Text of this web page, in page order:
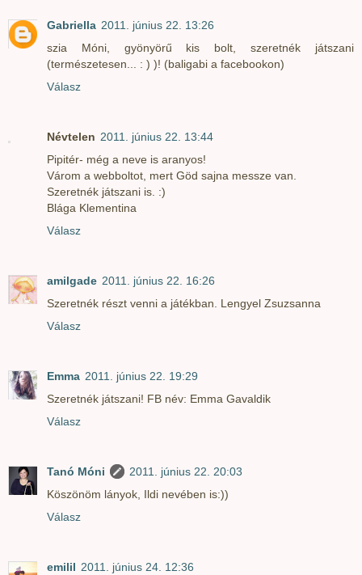
Gabriella 2011. június 22. 13:26
szia Móni, gyönyörű kis bolt, szeretnék játszani
(természetesen... : ) )! (baligabi a facebookon)
Válasz
Névtelen 2011. június 22. 13:44
Pipitér- még a neve is aranyos!
Várom a webboltot, mert Göd sajna messze van.
Szeretnék játszani is. :)
Blága Klementina
Válasz
amilgade 2011. június 22. 16:26
Szeretnék részt venni a játékban. Lengyel Zsuzsanna
Válasz
Emma 2011. június 22. 19:29
Szeretnék játszani! FB név: Emma Gavaldik
Válasz
Tanó Móni
2011. június 22. 20:03
Köszönöm lányok, Ildi nevében is:))
Válasz
emilil 2011. június 24. 12:36